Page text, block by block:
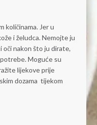
količinama. Jer u
i želudca. Nemojte ju
nakon što ju dirate,
Moguće su
lijekove prije
dozama tijekom